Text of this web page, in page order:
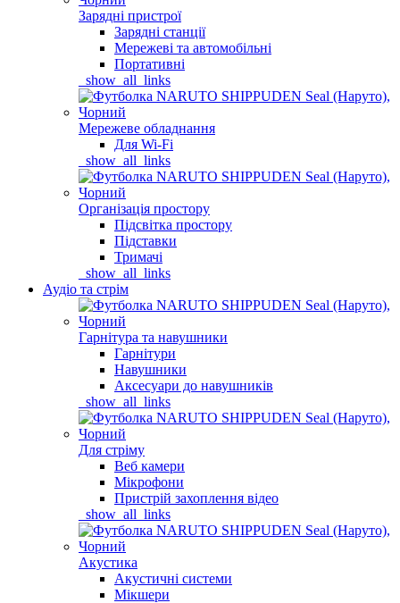
Зарядні пристрої
Зарядні станції
Мережеві та автомобільні
Портативні
_show_all_links
Мережеве обладнання
Для Wi-Fi
_show_all_links
Організація простору
Підсвітка простору
Підставки
Тримачі
_show_all_links
Аудіо та стрім
Гарнітура та навушники
Гарнітури
Навушники
Аксесуари до навушників
_show_all_links
Для стріму
Веб камери
Мікрофони
Пристрій захоплення відео
_show_all_links
Акустика
Акустичні системи
Мікшери